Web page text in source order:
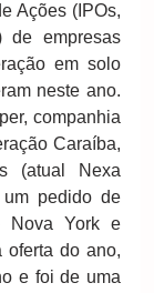
Ações (IPOs,
de empresas
em solo
neste ano.
companhia
Caraíba,
(atual Nexa
um pedido de
Nova York e
oferta do ano,
e foi de uma